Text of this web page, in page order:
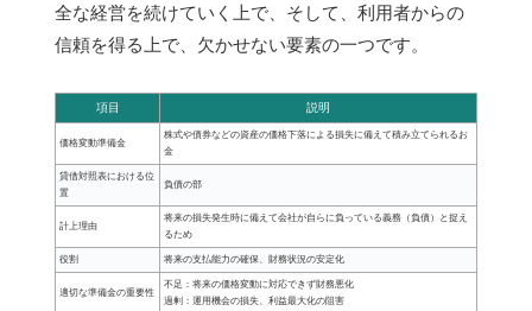
全な経営を続けていく上で、そして、利用者からの
信頼を得る上で、欠かせない要素の一つです。
項目 説明
価格変動準備金
株式や債券などの資産の価格下落による損失に備えて積み立てられるお
金
貸借対照表における位
置
負債の部
計上理由
将来の損失発生時に備えて会社が自らに負っている義務（負債）と捉え
るため
役割 将来の支払能力の確保、財務状況の安定化
適切な準備金の重要性
不足：将来の価格変動に対応できず財務悪化
過剰：運用機会の損失、利益最大化の阻害